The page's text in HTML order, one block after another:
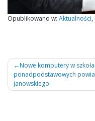
Opublikowano w: Aktualności,
Nawigacja
wpisu
Nowe komputery w
ponadpodstawowych
janowskiego